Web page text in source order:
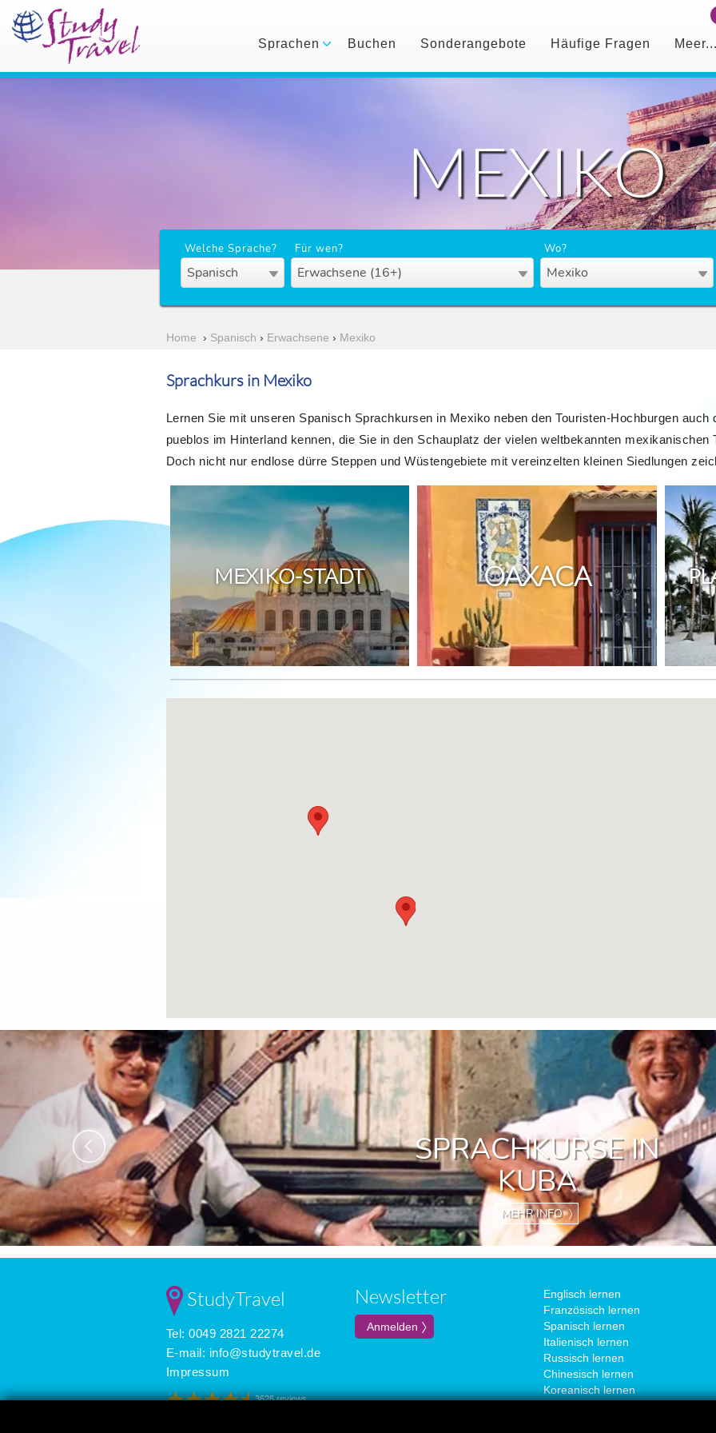
Sprachen Buchen Sonderangebote Häufige Fragen
MEXIKO
Welche Sprache?
Spanisch
Für wen?
Erwachsene (16+)
Wo?
Mexiko
Home › Spanisch › Erwachsene › Mexiko
Sprachkurs in Mexiko
Lernen Sie mit unseren Spanisch Sprachkursen in Mexiko neben den Touristen-Hochburgen
pueblos im Hinterland kennen, die Sie in den Schauplatz der vielen weltbekannten mexikanischen
Doch nicht nur endlose dürre Steppen und Wüstengebiete mit vereinzelten kleinen Siedlungen
MEXIKO-STADT OAXACA
SPRACHKURSE IN
KUBA
MEHR INFO 〉
Previous
StudyTravel
Tel: 0049 2821 22274
E-mail: info@studytravel.de
Impressum
3626 reviews
Newsletter
Englisch lernen
Französisch lernen
Spanisch lernen
Italienisch lernen
Russisch lernen
Chinesisch lernen
Koreanisch lernen